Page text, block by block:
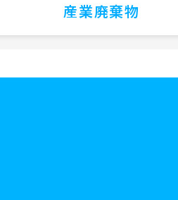
産業廃棄物